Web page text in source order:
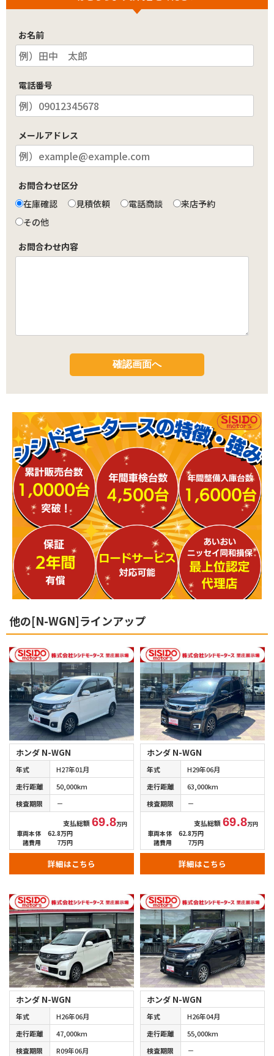
お名前
電話番号
メールアドレス
お問合わせ区分
在庫確認
見積依頼 電話商談
来店予約
その他
お問合わせ内容
他の[N-WGN]ラインアップ
ホンダ N-WGN
年式
H27年01月
走行距離
50,000km
検査期限
－
支払総額69.8万円
車両本体
62.8万円
諸費用
7万円
詳細はこちら
ホンダ N-WGN
年式
H29年06月
走行距離
63,000km
検査期限
－
支払総額69.8万円
車両本体
62.8万円
諸費用
7万円
詳細はこちら
ホンダ N-WGN
年式
H26年06月
走行距離
47,000km
検査期限
R09年06月
ホンダ N-WGN
年式
H26年04月
走行距離
55,000km
検査期限
－